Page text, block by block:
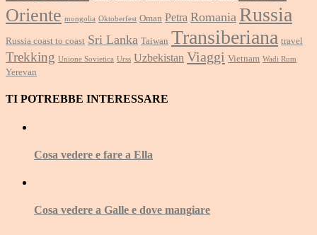
Oriente mongolia Oktoberfest Oman Petra Romania Russia
Russia coast to coast Sri Lanka Taiwan Transiberiana travel
Trekking Unione Sovietica Urss Uzbekistan Viaggi Vietnam Wadi Rum
Yerevan
TI POTREBBE INTERESSARE
Cosa vedere e fare a Ella
Cosa vedere a Galle e dove mangiare